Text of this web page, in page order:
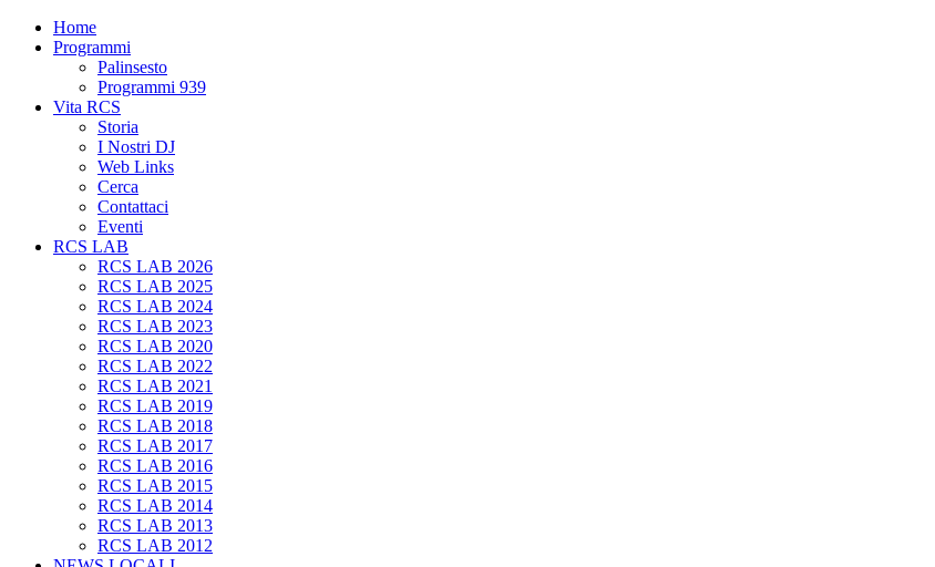
Home
Programmi
Palinsesto
Programmi 939
Vita RCS
Storia
I Nostri DJ
Web Links
Cerca
Contattaci
Eventi
RCS LAB
RCS LAB 2026
RCS LAB 2025
RCS LAB 2024
RCS LAB 2023
RCS LAB 2020
RCS LAB 2022
RCS LAB 2021
RCS LAB 2019
RCS LAB 2018
RCS LAB 2017
RCS LAB 2016
RCS LAB 2015
RCS LAB 2014
RCS LAB 2013
RCS LAB 2012